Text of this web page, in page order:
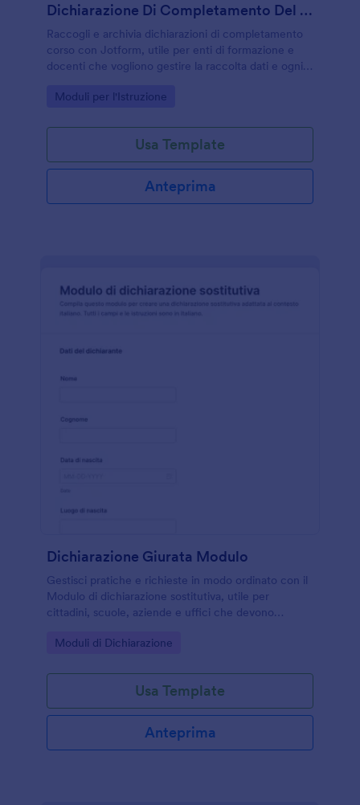
Dichiarazione Di Completamento Del Corso Form
Raccogli e archivia dichiarazioni di completamento
corso con Jotform, utile per enti di formazione e
docenti che vogliono gestire la raccolta dati e ogni
Go to Category:
Moduli per l'Istruzione
Usa Template
Anteprima
Dichiarazione Giurata Modulo
Gestisci pratiche e richieste in modo ordinato con il
Modulo di dichiarazione sostitutiva, utile per
cittadini, scuole, aziende e uffici che devono
modulo.
Go to Category:
Moduli di Dichiarazione
Usa Template
Anteprima